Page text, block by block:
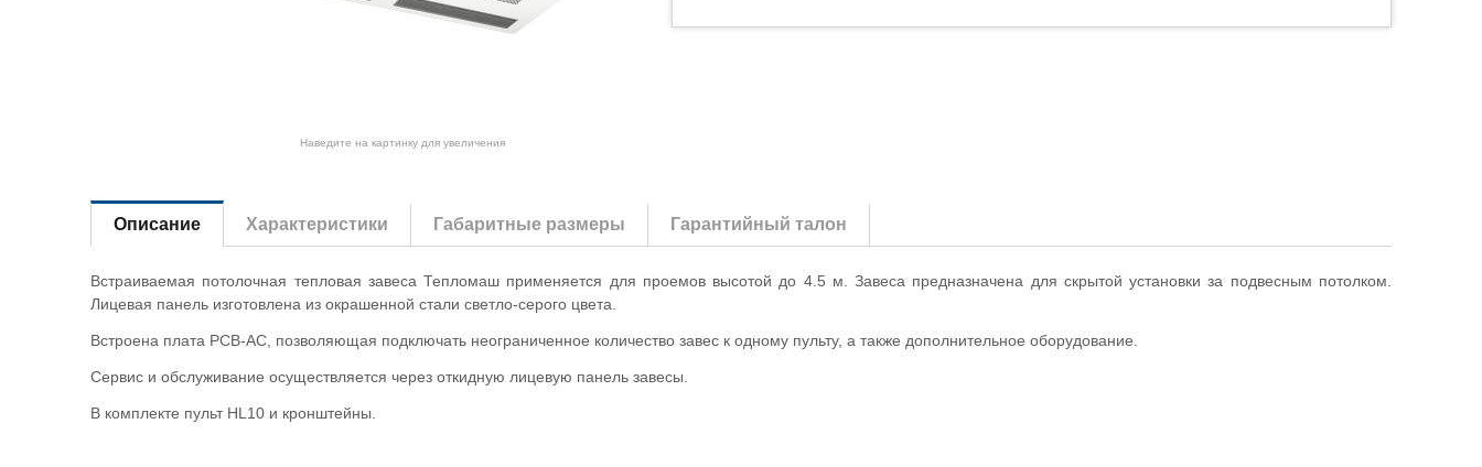
Наведите на картинку для увеличения
Описание Характеристики Габаритные размеры Гарантийный талон
Встраиваемая потолочная тепловая завеса Тепломаш применяется для проемов высотой до 4.5 м. Завеса предназначена для скрытой установки за подвесным потолком.
Лицевая панель изготовлена из окрашенной стали светло-серого цвета.
Встроена плата PCB-AC, позволяющая подключать неограниченное количество завес к одному пульту, а также дополнительное оборудование.
Сервис и обслуживание осуществляется через откидную лицевую панель завесы.
В комплекте пульт HL10 и кронштейны.